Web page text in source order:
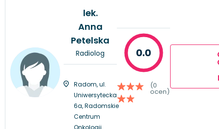
lek.
Anna
Petelska
Radiolog
Radom, ul.
Uniwersytecka
6a, Radomskie
Centrum
Onkologii
0.0
(0
ocen)